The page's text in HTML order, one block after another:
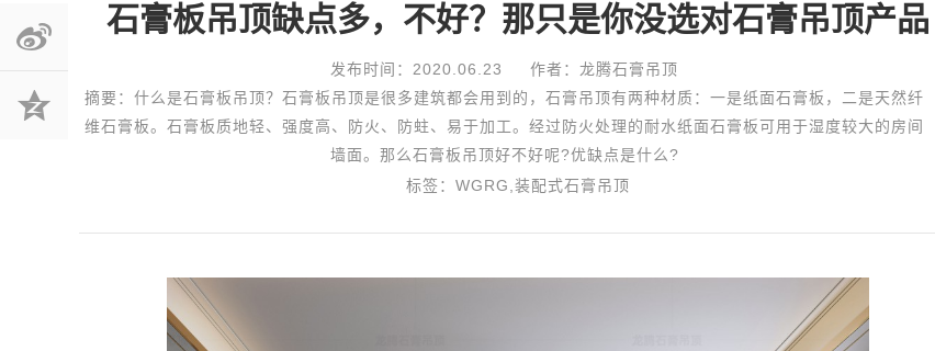
石膏板吊顶缺点多，不好？那只是你没选对石膏吊顶产品
发布时间：2020.06.23
作者：龙腾石膏吊顶
摘要：什么是石膏板吊顶？石膏板吊顶是很多建筑都会用到的，石膏吊顶有两种材质：一是纸面石膏板，二是天然纤
维石膏板。石膏板质地轻、强度高、防火、防蛀、易于加工。经过防火处理的耐水纸面石膏板可用于湿度较大的房间
墙面。那么石膏板吊顶好不好呢?优缺点是什么?
标签：WGRG,装配式石膏吊顶